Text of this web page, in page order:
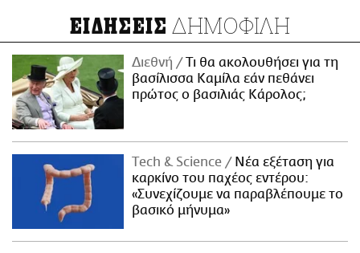
ΕΙΔΗΣΕΙΣ ΔΗΜΟΦΙΛΗ
Διεθνή
Τι θα ακολουθήσει για τη
βασίλισσα Καμίλα εάν πεθάνει
πρώτος ο βασιλιάς Κάρολος;
Τech & Science
Νέα εξέταση για
καρκίνο του παχέος εντέρου:
«Συνεχίζουμε να παραβλέπουμε το
βασικό μήνυμα»